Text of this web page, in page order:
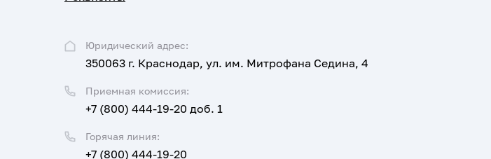
Юридический адрес:
350063 г. Краснодар, ул. им. Митрофана Седина, 4
Приемная комиссия:
+7 (800) 444-19-20 доб. 1
Горячая линия:
+7 (800) 444-19-20